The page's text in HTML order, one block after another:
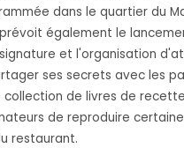
dans le quartier du
également le
et l'organisation
ses secrets avec les
collection de livres de
de reproduire
restaurant.